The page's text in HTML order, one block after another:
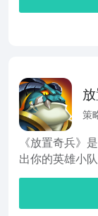
策
《放置奇兵》
出你的英雄小